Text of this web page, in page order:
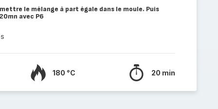
le mélange à part égale dans le moule. Puis
avec P6
180 °C 20 min